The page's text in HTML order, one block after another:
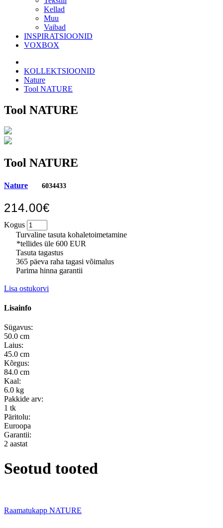
Kellad
Muu
Vaibad
INSPIRATSIOONID
VOXBOX
KOLLEKTSIOONID
Nature
Tool NATURE
Tool NATURE
Tool NATURE
Nature 6034433
214.00€
Kogus
Turvaline tasuta kohaletoimetamine
*tellides üle 600 EUR
Tasuta tagastus
365 päeva raha tagasi võimalus
Parima hinna garantii
Lisa ostukorvi
Lisainfo
Sügavus:
50.0 cm
Laius:
45.0 cm
Kõrgus:
84.0 cm
Kaal:
6.0 kg
Pakkide arv:
1 tk
Päritolu:
Euroopa
Garantii:
2 aastat
Seotud tooted
Raamatukapp NATURE